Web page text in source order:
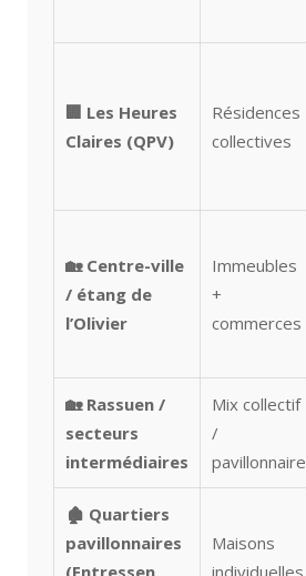
🏢 Les Heures
Claires (QPV)
Résidences
collectives
🏡 Centre-ville
/ étang de
l’Olivier
Immeubles
+
commerces
🏡 Rassuen /
secteurs
intermédiaires
Mix collectif
/
pavillonnaire
🏚️ Quartiers
pavillonnaires
(Entressen,
Maisons
individuelles